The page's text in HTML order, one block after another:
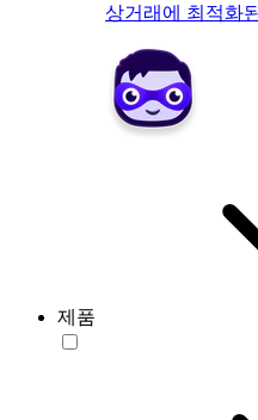
상거래에 최적화
제품